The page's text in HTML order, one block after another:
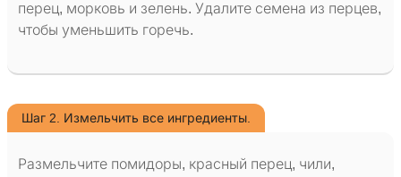
перец, морковь и зелень. Удалите семена из перцев,
чтобы уменьшить горечь.
Шаг 2. Измельчить все ингредиенты.
Размельчите помидоры, красный перец, чили,